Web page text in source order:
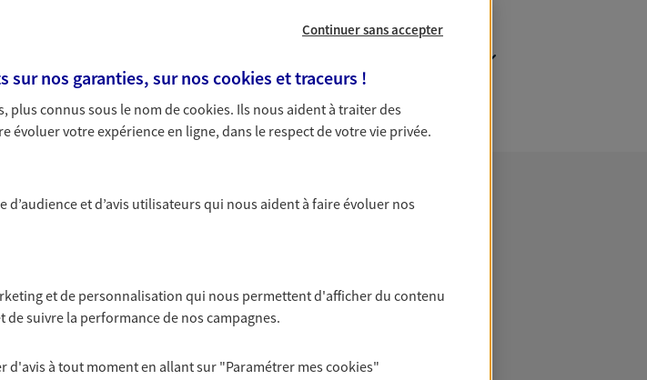
Continuer sans accepter
sur nos garanties, sur noscookies et traceurs !
plus connus sous le nom decookies. Ils nous aident à traiter des
votre expérience en ligne, dans le respect de votre vie privée.
d’audience et d’avis utilisateurs qui nous aident à faire évoluer nos
et de personnalisation qui nous permettent d'afficher du contenu
suivre la performance de nos campagnes.
d'avis à tout moment en allant sur "Paramétrer mescookies"